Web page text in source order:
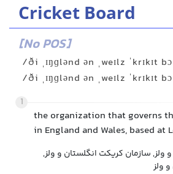
Cricket Board
[No POS]
/ði ˌɪŋɡlənd ən ˌweɪlz ˈkrɪkɪt
/ði ˌɪŋɡlənd ən ˌweɪlz ˈkrɪkɪt
1
the organization that governs
in England and Wales, based at
سازمان کریکت انگلستان و ولز,
ولز